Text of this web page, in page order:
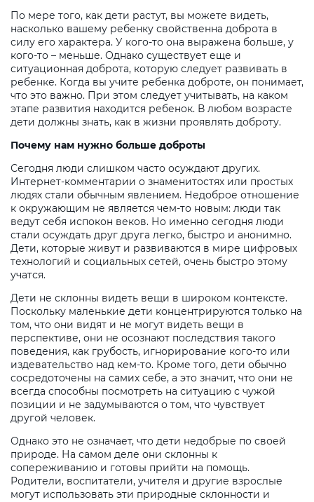
По мере того, как дети растут, вы можете видеть,
насколько вашему ребенку свойственна доброта в
силу его характера. У кого-то она выражена больше, у
кого-то – меньше. Однако существует еще и
ситуационная доброта, которую следует развивать в
ребенке. Когда вы учите ребенка доброте, он понимает,
что это важно. При этом следует учитывать, на каком
этапе развития находится ребенок. В любом возрасте
дети должны знать, как в жизни проявлять доброту.
Почему нам нужно больше доброты
Сегодня люди слишком часто осуждают других.
Интернет-комментарии о знаменитостях или простых
людях стали обычным явлением. Недоброе отношение
к окружающим не является чем-то новым: люди так
ведут себя испокон веков. Но именно сегодня люди
стали осуждать друг друга легко, быстро и анонимно.
Дети, которые живут и развиваются в мире цифровых
технологий и социальных сетей, очень быстро этому
учатся.
Дети не склонны видеть вещи в широком контексте.
Поскольку маленькие дети концентрируются только на
том, что они видят и не могут видеть вещи в
перспективе, они не осознают последствия такого
поведения, как грубость, игнорирование кого-то или
издевательство над кем-то. Кроме того, дети обычно
сосредоточены на самих себе, а это значит, что они не
всегда способны посмотреть на ситуацию с чужой
позиции и не задумываются о том, что чувствует
другой человек.
Однако это не означает, что дети недобрые по своей
природе. На самом деле они склонны к
сопереживанию и готовы прийти на помощь.
Родители, воспитатели, учителя и другие взрослые
могут использовать эти природные склонности и